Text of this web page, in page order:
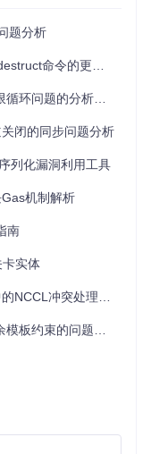
或遗忘的风险。
同场景下的需求。
速部署和运行。
件就拥有了自毁定时
os-self-destruct.git
着对自己的数据负
升工作效率，还是
题分析
命令的更新说明
问题的分析与解决
闭的同步问题分析
列化漏洞利用工具
机制解析
南
实体
冲突处理技术方案
约束的问题分析